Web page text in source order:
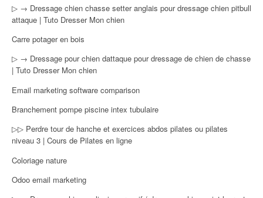
▷ → Dressage chien chasse setter anglais pour dressage chien pitbull
attaque | Tuto Dresser Mon chien
Carre potager en bois
▷ → Dressage pour chien dattaque pour dressage de chien de chasse
| Tuto Dresser Mon chien
Email marketing software comparison
Branchement pompe piscine intex tubulaire
▷▷ Perdre tour de hanche et exercices abdos pilates ou pilates
niveau 3 | Cours de Pilates en ligne
Coloriage nature
Odoo email marketing